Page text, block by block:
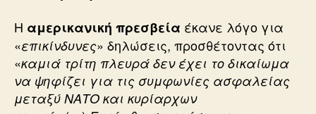
Η αμερικανική πρεσβεία έκανε λόγο για
«επικίνδυνες» δηλώσεις, προσθέτοντας ότι
«καμιά τρίτη πλευρά δεν έχει το δικαίωμα
να ψηφίζει για τις συμφωνίες ασφαλείας
μεταξύ ΝΑΤΟ και κυρίαρχων